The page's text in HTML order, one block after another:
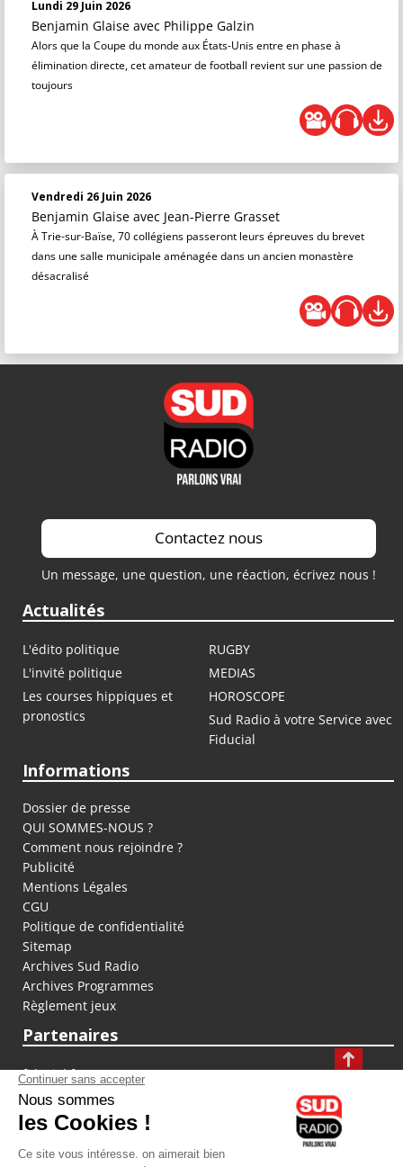
Lundi 29 Juin 2026
Benjamin Glaise avec Philippe Galzin
Alors que la Coupe du monde aux États-Unis entre en phase à
élimination directe, cet amateur de football revient sur une passion de
toujours
Vendredi 26 Juin 2026
Benjamin Glaise avec Jean-Pierre Grasset
À Trie-sur-Baïse, 70 collégiens passeront leurs épreuves du brevet
dans une salle municipale aménagée dans un ancien monastère
désacralisé
Contactez nous
Un message, une question, une réaction, écrivez nous !
Actualités
L'édito politique
RUGBY
L'invité politique
MEDIAS
Les courses hippiques et
pronostics
HOROSCOPE
Sud Radio à votre Service avec
Fiducial
Informations
Dossier de presse
QUI SOMMES-NOUS ?
Comment nous rejoindre ?
Publicité
Mentions Légales
CGU
Politique de confidentialité
Sitemap
Archives Sud Radio
Archives Programmes
Règlement jeux
Partenaires
fiducial.fr
lyoncapitale.fr
olympique-et-lyonnais.com
L'application Iphone / Android